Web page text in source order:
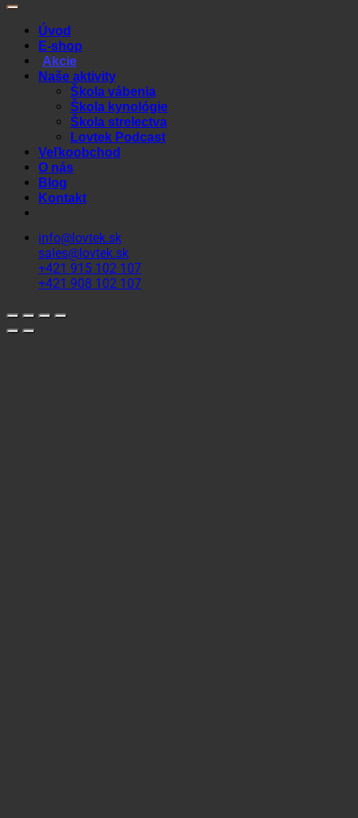
Úvod
E-shop
Akcie
Naše aktivity
Škola vábenia
Škola kynológie
Škola strelectva
Lovtek Podcast
Veľkoobchod
O nás
Blog
Kontakt
info@lovtek.sk
sales@lovtek.sk
+421 915 102 107
+421 908 102 107